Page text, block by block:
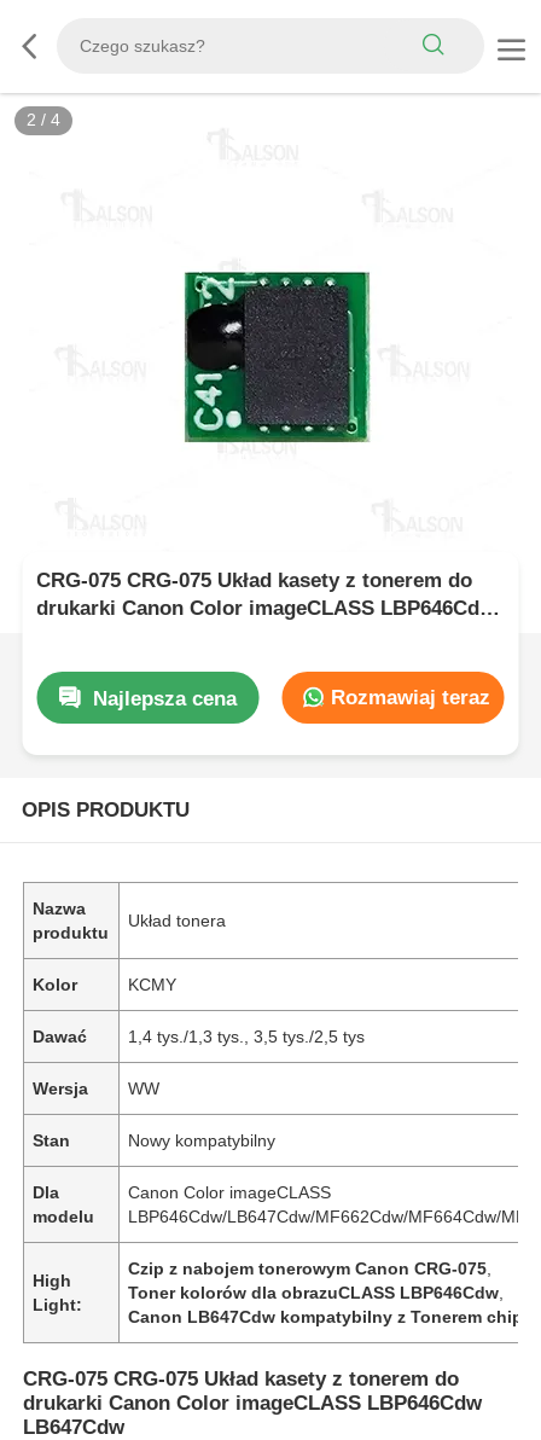
2 / 4
CRG-075 CRG-075 Układ kasety z tonerem do
drukarki Canon Color imageCLASS LBP646Cdw
Najlepsza cena Rozmawiaj teraz
OPIS PRODUKTU
Nazwa
produktu
Układ tonera
Kolor KCMY
Dawać 1,4 tys./1,3 tys., 3,5 tys./2,5 tys
Wersja WW
Stan Nowy kompatybilny
Dla
modelu
Canon Color imageCLASS
LBP646Cdw/LB647Cdw/MF662Cdw/MF664Cdw/
High
Light:
Czip z nabojem tonerowym Canon CRG-075
Toner kolorów dla obrazuCLASS LBP646Cdw
Canon LB647Cdw kompatybilny z Tonerem chip
CRG-075 CRG-075 Układ kasety z tonerem do
drukarki Canon Color imageCLASS LBP646Cdw
LB647Cdw